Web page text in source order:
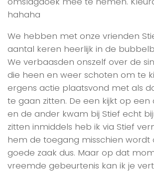
hahaha
We hebben met onze vrienden
aantal keren heerlijk in de
We verbaasden onszelf over de
die heen en weer schoten om te
ergens actie plaatsvond met als
te gaan zitten. De een kijkt op een
en de ander kwam bij Stief echt
zitten inmiddels heb ik via Stief
hem de toegang misschien wordt
goede zaak dus. Maar op dat
vreemde gebeurtenis kan ik je